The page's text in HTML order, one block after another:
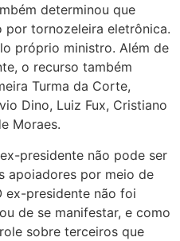
determinou que
por tornozeleira eletrônica.
próprio ministro. Além de
o recurso também
Turma da Corte,
Dino, Luiz Fux, Cristiano
Moraes.
presidente não pode ser
apoiadores por meio de
ex-presidente não foi
de se manifestar, e como
sobre terceiros que